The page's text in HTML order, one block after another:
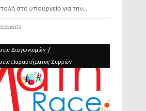
στο υπουργείο για την
Διαγωνισμών/
Παραρτήματος Σερρών